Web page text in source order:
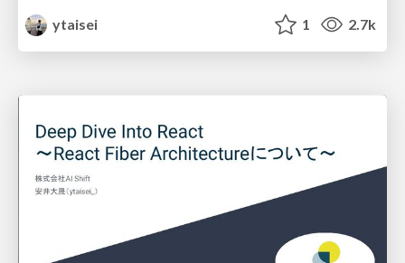
ytaisei
1 2.7k